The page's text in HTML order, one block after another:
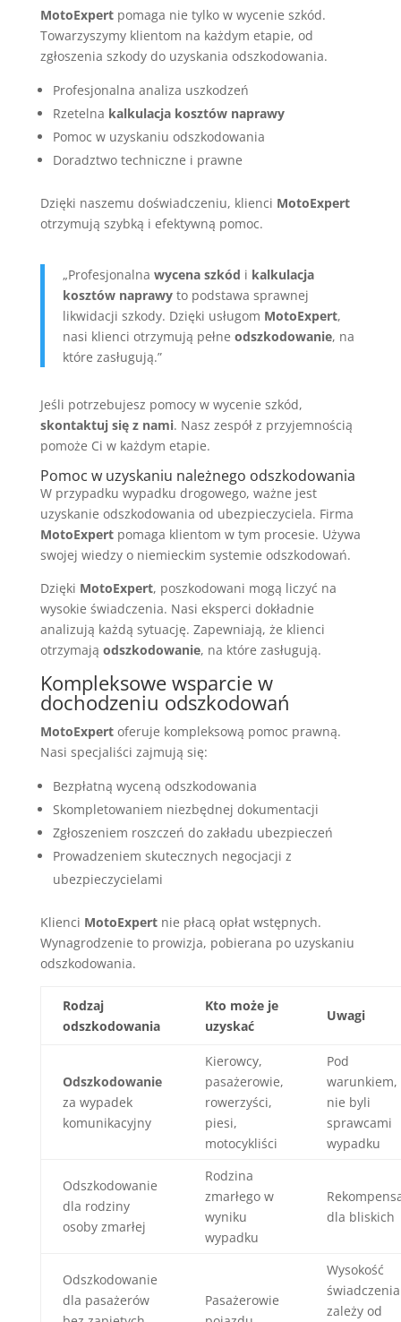
MotoExpertpomaga nie tylko w wycenie szkód.
Towarzyszymy klientom na każdym etapie, od
zgłoszenia szkody do uzyskania odszkodowania.
Profesjonalna analiza uszkodzeń
Rzetelna kalkulacja kosztów naprawy
Pomoc w uzyskaniu odszkodowania
Doradztwo techniczne i prawne
Dzięki naszemu doświadczeniu, klienci MotoExpert
otrzymują szybką i efektywną pomoc.
„Profesjonalna wycena szkód i kalkulacja
kosztów naprawyto podstawa sprawnej
likwidacji szkody. Dzięki usługom MotoExpert,
nasi klienci otrzymują pełne odszkodowanie, na
które zasługują.”
Jeśli potrzebujesz pomocy w wycenie szkód,
skontaktuj się z nami. Nasz zespół z przyjemnością
pomoże Ci w każdym etapie.
Pomoc w uzyskaniu należnego odszkodowania
W przypadku wypadku drogowego, ważne jest
uzyskanie odszkodowania od ubezpieczyciela. Firma
MotoExpertpomaga klientom w tym procesie. Używa
swojej wiedzy o niemieckim systemie odszkodowań.
Dzięki MotoExpert, poszkodowani mogą liczyć na
wysokie świadczenia. Nasi eksperci dokładnie
analizują każdą sytuację. Zapewniają, że klienci
otrzymają odszkodowanie, na które zasługują.
Kompleksowe wsparcie w
dochodzeniu odszkodowań
MotoExpertoferuje kompleksową pomoc prawną.
Nasi specjaliści zajmują się:
Bezpłatną wyceną odszkodowania
Skompletowaniem niezbędnej dokumentacji
Zgłoszeniem roszczeń do zakładu ubezpieczeń
Prowadzeniem skutecznych negocjacji z
ubezpieczycielami
Klienci MotoExpertnie płacą opłat wstępnych.
Wynagrodzenie to prowizja, pobierana po uzyskaniu
odszkodowania.
Rodzaj
odszkodowania
Kto może je
uzyskać
Uwagi
Odszkodowanie
za wypadek
komunikacyjny
Kierowcy,
pasażerowie,
rowerzyści,
piesi,
motocykliści
Pod
warunkiem,
nie byli
sprawcami
wypadku
Odszkodowanie
dla rodziny
osoby zmarłej
Rodzina
zmarłego w
wyniku
wypadku
dla bliskich
Odszkodowanie
dla pasażerów
Pasażerowie
Wysokość
świadczenia
zależy od